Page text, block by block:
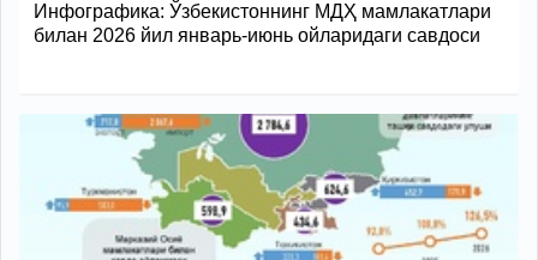
Инфографика: Ўзбекистоннинг МДҲ мамлакатлари
билан 2026 йил январь-июнь ойларидаги савдоси